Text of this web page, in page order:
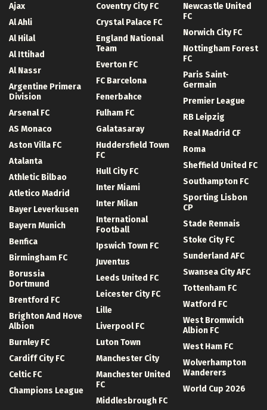
Ajax
Al Ahli
Al Hilal
Al Ittihad
Al Nassr
Argentine Primera
Division
Arsenal FC
AS Monaco
Aston Villa FC
Atalanta
Athletic Bilbao
Atletico Madrid
Bayer Leverkusen
Bayern Munich
Benfica
Birmingham FC
Borussia
Dortmund
Brentford FC
Brighton And Hove
Albion
Burnley FC
Cardiff City FC
Celtic FC
Champions League
Coventry City FC
Crystal Palace FC
England National
Team
Everton FC
FC Barcelona
Fenerbahce
Fulham FC
Galatasaray
Huddersfield Town
FC
Hull City FC
Inter Miami
Inter Milan
International
Football
Ipswich Town FC
Juventus
Leeds United FC
Leicester City FC
Lille
Liverpool FC
Luton Town
Manchester City
Manchester United
FC
Middlesbrough FC
Newcastle United
FC
Norwich City FC
Nottingham Forest
FC
Paris Saint-
Germain
Premier League
RB Leipzig
Real Madrid CF
Roma
Sheffield United FC
Southampton FC
Sporting Lisbon
CP
Stade Rennais
Stoke City FC
Sunderland AFC
Swansea City AFC
Tottenham FC
Watford FC
West Bromwich
Albion FC
West Ham FC
Wolverhampton
Wanderers
World Cup 2026